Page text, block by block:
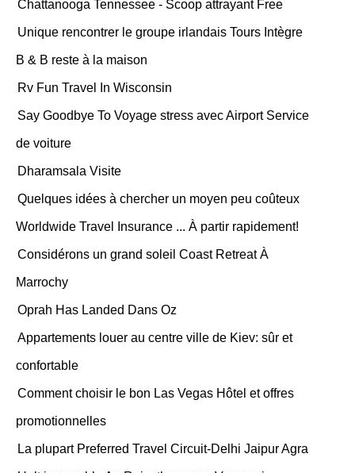
Chattanooga Tennessee - Scoop attrayant Free
Unique rencontrer le groupe irlandais Tours Intègre
B & B reste à la maison
Rv Fun Travel In Wisconsin
Say Goodbye To Voyage stress avec Airport Service
de voiture
Dharamsala Visite
Quelques idées à chercher un moyen peu coûteux
Worldwide Travel Insurance ... À partir rapidement!
Considérons un grand soleil Coast Retreat À
Marrochy
Oprah Has Landed Dans Oz
Appartements louer au centre ville de Kiev: sûr et
confortable
Comment choisir le bon Las Vegas Hôtel et offres
promotionnelles
La plupart Preferred Travel Circuit-Delhi Jaipur Agra